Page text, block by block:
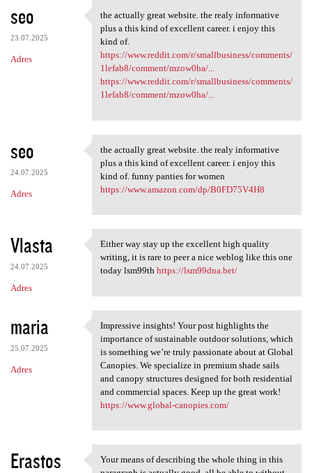
seo
23.07.2025
Adres
the actually great website.
the actually great website. the realy informative
plus a this kind of excellent career. i enjoy this
kind of.
https://www.reddit.com/r/smallbusiness/comments/
1lefab8/comment/mzow0ha/...
https://www.reddit.com/r/smallbusiness/comments/
1lefab8/comment/mzow0ha/...
seo
24.07.2025
Adres
the actually great website.
the actually great website. the realy informative
plus a this kind of excellent career. i enjoy this
kind of. funny panties for women
https://www.amazon.com/dp/B0FD75V4H8
Vlasta
24.07.2025
Adres
Either way stay up the
Either way stay up the excellent high quality
writing, it is rare to peer a nice weblog like this one
today lsm99th https://lsm99dna.bet/
maria
25.07.2025
Adres
Impressive insights! Your
Impressive insights! Your post highlights the
importance of sustainable outdoor solutions, which
is something we’re truly passionate about at Global
Canopies. We specialize in premium shade sails
and canopy structures designed for both residential
and commercial spaces. Keep up the great work!
https://www.global-canopies.com/
Erastos
Your means of describing the whole thing in this